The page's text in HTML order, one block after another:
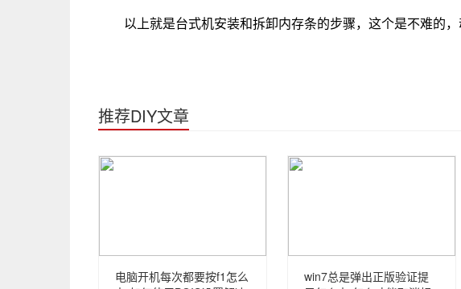
以上就是台式机安装和拆卸内存条的步骤，这个是不难的，
推荐DIY文章
电脑开机每次都要按f1怎么
win7总是弹出正版验证提